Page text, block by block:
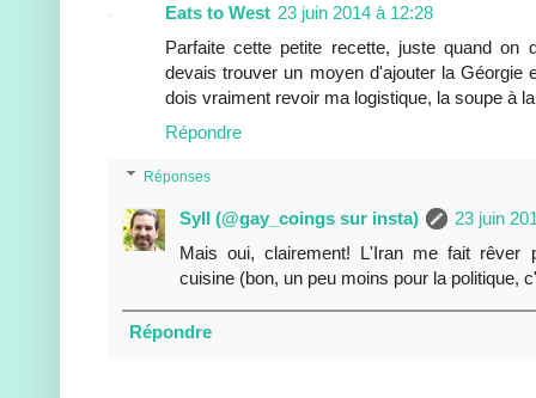
Eats to West 23 juin 2014 à 12:28
Parfaite cette petite recette, juste quand on
devais trouver un moyen d'ajouter la Géorgie
dois vraiment revoir ma logistique, la soupe à
Répondre
Réponses
Syll (@gay_coings sur insta)
23 juin
Mais oui, clairement! L'Iran me fait rêver
cuisine (bon, un peu moins pour la politique,
Répondre